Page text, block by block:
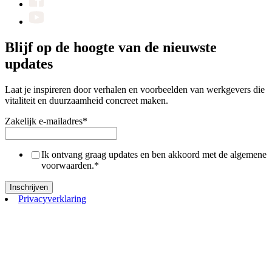
Blijf op de hoogte van de nieuwste
updates
Laat je inspireren door verhalen en voorbeelden van werkgevers die
vitaliteit en duurzaamheid concreet maken.
Zakelijk e-mailadres*
Ik ontvang graag updates en ben akkoord met de algemene
voorwaarden.*
Privacyverklaring